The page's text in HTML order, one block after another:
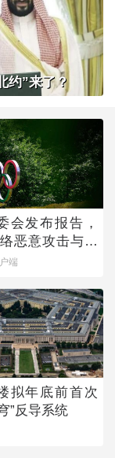
约”来了？
会发布报告，
恶意攻击与体
端
拟年底前首次
”反导系统